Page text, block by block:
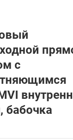
с
бабочка